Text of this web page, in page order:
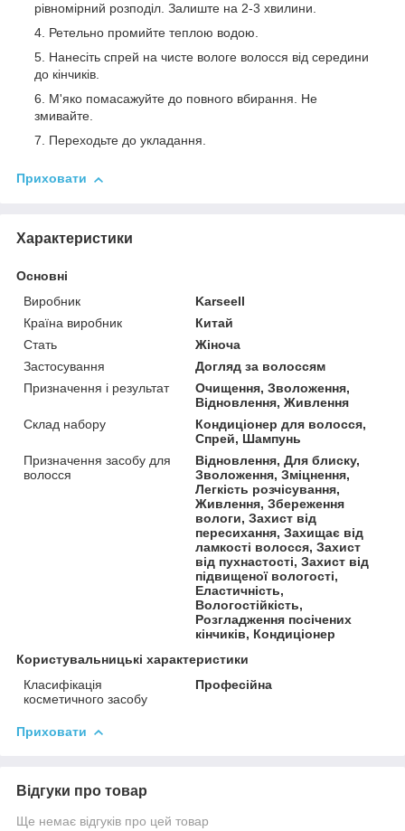
рівномірний розподіл. Залиште на 2-3 хвилини.
Ретельно промийте теплою водою.
Нанесіть спрей на чисте вологе волосся від середини
до кінчиків.
М'яко помасажуйте до повного вбирання. Не
змивайте.
Переходьте до укладання.
Приховати
Характеристики
Основні
Виробник
Karseell
Країна виробник
Китай
Стать
Жіноча
Застосування
Догляд за волоссям
Призначення і результат
Очищення, Зволоження,
Відновлення, Живлення
Склад набору
Кондиціонер для волосся,
Спрей, Шампунь
Призначення засобу для
волосся
Відновлення, Для блиску,
Зволоження, Зміцнення,
Легкість розчісування,
Живлення, Збереження
вологи, Захист від
пересихання, Захищає від
ламкості волосся, Захист
від пухнастості, Захист від
підвищеної вологості,
Еластичність,
Вологостійкість,
Розгладження посічених
кінчиків, Кондиціонер
Користувальницькі характеристики
Класифікація
косметичного засобу
Професійна
Приховати
Відгуки про товар
Ще немає відгуків про цей товар